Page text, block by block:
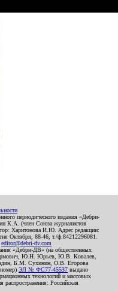
периодического издания «Дебри-
К.А. (член Союза журналистов
Харитонова И.Ю. Адрес редакции:
Октября, 88-46, т./ф.84212296081.
editor@debri-dv.com
«Дебри-ДВ» (на общественных
Ю.Н. Юрьев, Ю.В. Ковалев,
Б.М. Сухинин, О.В. Егорова
ЭЛ № ФС77-45537 выдано
технологий и массовых
Российская